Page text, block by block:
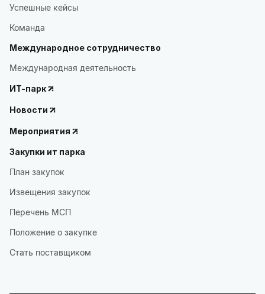
Успешные кейсы
Команда
Международное сотрудничество
Международная деятельность
ИТ-парк
Новости
Мероприятия
Закупки ит парка
План закупок
Извещения закупок
Перечень МСП
Положение о закупке
Стать поставщиком